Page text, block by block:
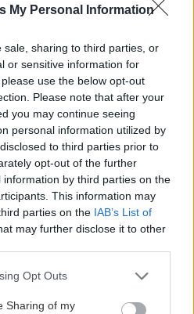
My Personal Information
sale, sharing to third parties, or
or sensitive information for
use the below opt-out
Please note that after your
you may continue seeing
personal information utilized by
to third parties prior to
opt-out of the further
by third parties on the
This information may
parties on the IAB’s List of
may further disclose it to other
app uses one or more Google
behaviour. You may click to
Opt Outs
Sharing of my
θα σας δικαιώσουν.Η
των υπολοίπων
δεν έχετε πολύ
και ξηροδερμία όπως
κρέμες.
σε όλα τα σημεία του
περιοχή της μασχάλης
ευαίσθητη) όπως πόδια,
πρόσωπο.